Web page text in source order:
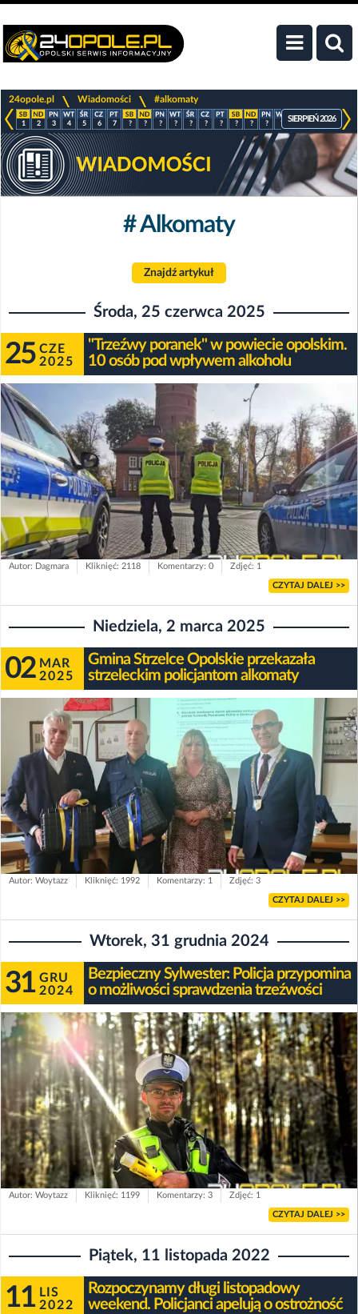
24opole.pl Wiadomości #alkomaty
1 2 3 4 5 6 7 ? ? ? ? ? ? ? ? ? ? ? ? ? ?
SIERPIEŃ 2026
# Alkomaty
Znajdź artykuł
Środa, 25 czerwca 2025
25 CZE
2025
"Trzeźwy poranek" w powiecie opolskim.
10 osób pod wpływem alkoholu
Autor: Dagmara Kliknięć: 2118 Komentarzy: 0 Zdjęć: 1
CZYTAJ DALEJ >>
Niedziela, 2 marca 2025
02 MAR
2025
Gmina Strzelce Opolskie przekazała
strzeleckim policjantom alkomaty
Autor: Woytazz Kliknięć: 1992 Komentarzy: 1 Zdjęć: 3
CZYTAJ DALEJ >>
Wtorek, 31 grudnia 2024
31 GRU
2024
Bezpieczny Sylwester: Policja przypomina
o możliwości sprawdzenia trzeźwości
Autor: Woytazz Kliknięć: 1199 Komentarzy: 3 Zdjęć: 1
CZYTAJ DALEJ >>
Piątek, 11 listopada 2022
11 LIS
2022
Rozpoczynamy długi listopadowy
weekend. Policjanci apelują o ostrożność